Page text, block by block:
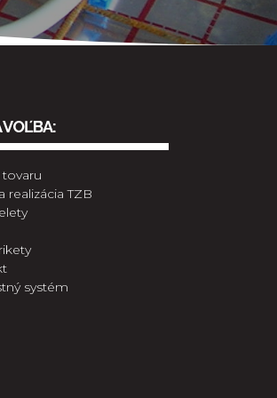
VOĽBA:
realizácia TZB
systém